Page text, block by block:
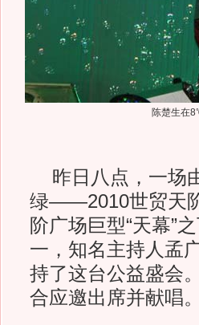
陈楚生在
昨日八点，一场
绿——2010世贸天
阶广场巨型“天幕”
一，知名主持人孟
持了这台公益盛会
合应邀出席并献唱。